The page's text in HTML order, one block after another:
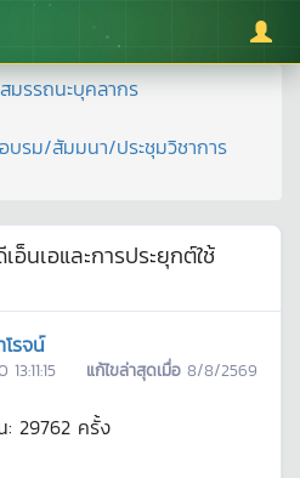
มรรถนะบุคลากร
บรม/สัมมนา/ประชุมวิชาการ
นเอและการประยุกต์ใช้
รจน์
แก้ไขล่าสุดเมื่อ 8/8/2569
: 29762 ครั้ง